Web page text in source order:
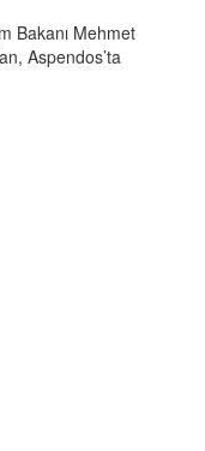
Bakanı Mehmet
Aspendos’ta